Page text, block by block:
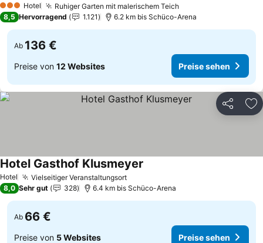
3 SterneHotel Ruhiger Garten mit malerischem Teich
8,5 Hervorragend 1.121 6.2 km bis Schüco-Arena
Ab 136 €
Preise von 12 Websites Preise sehen
Teilen
Hotel Vielseitiger Veranstaltungsort
Hotel Gasthof Klusmeyer
8,0 Sehr gut 328 6.4 km bis Schüco-Arena
Ab 66 €
Preise von 5 Websites Preise sehen